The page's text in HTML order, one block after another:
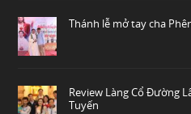
Thánh lễ mở tay cha
Review Làng Cổ Đường
Tuyến